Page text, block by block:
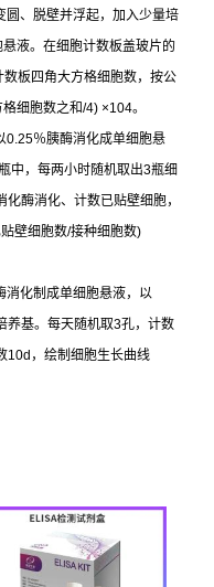
圆、脱壁并浮起，加入少量培
液。在细胞计数板盖玻片的
数板四角大方格细胞数，按公
格细胞数之和/4) ×104。
0.25％胰酶消化成单细胞悬
中，每两小时随机取出3瓶细
酶消化、计数已贴壁细胞，
壁细胞数/接种细胞数)
消化制成单细胞悬液，以
养基。每天随机取3孔，计数
10d ，绘制细胞生长曲线